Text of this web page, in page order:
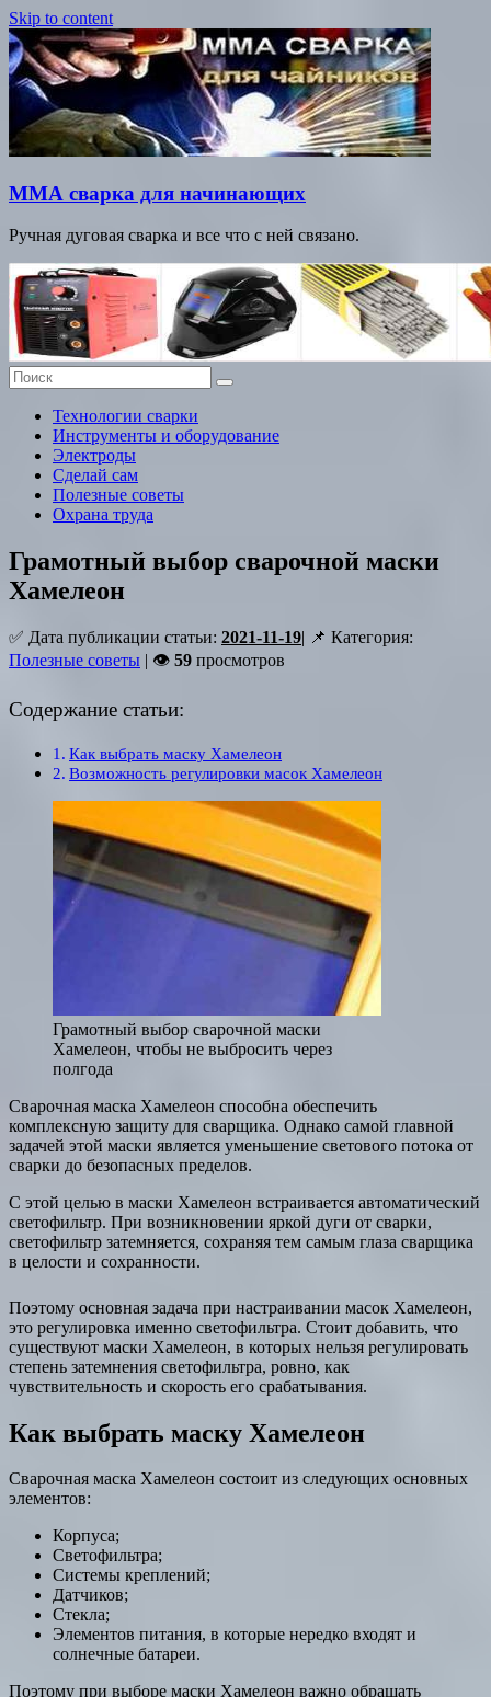
Skip to content
ММА сварка для начинающих
Ручная дуговая сварка и все что с ней связано.
Технологии сварки
Инструменты и оборудование
Электроды
Сделай сам
Полезные советы
Охрана труда
Грамотный выбор сварочной маски
Хамелеон
✅ Дата публикации статьи: 2021-11-19| 📌 Категория:
Полезные советы | 👁 59 просмотров
Содержание статьи:
Как выбрать маску Хамелеон
Возможность регулировки масок Хамелеон
Грамотный выбор сварочной маски
Хамелеон, чтобы не выбросить через
полгода
Сварочная маска Хамелеон способна обеспечить
комплексную защиту для сварщика. Однако самой главной
задачей этой маски является уменьшение светового потока от
сварки до безопасных пределов.
С этой целью в маски Хамелеон встраивается автоматический
светофильтр. При возникновении яркой дуги от сварки,
светофильтр затемняется, сохраняя тем самым глаза сварщика
в целости и сохранности.
Поэтому основная задача при настраивании масок Хамелеон,
это регулировка именно светофильтра. Стоит добавить, что
существуют маски Хамелеон, в которых нельзя регулировать
степень затемнения светофильтра, ровно, как
чувствительность и скорость его срабатывания.
Как выбрать маску Хамелеон
Сварочная маска Хамелеон состоит из следующих основных
элементов:
Корпуса;
Светофильтра;
Системы креплений;
Датчиков;
Стекла;
Элементов питания, в которые нередко входят и
солнечные батареи.
Поэтому при выборе маски Хамелеон важно обращать